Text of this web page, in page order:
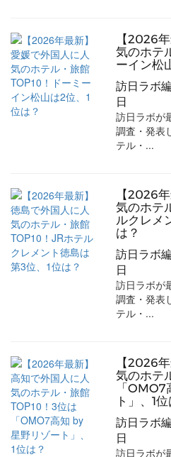
【2026
気のホテ
ーイン松
訪日ラボ
日
訪日ラボが
調査・発表
テル・...
【2026
気のホテ
ルクレメ
は？
訪日ラボ
日
訪日ラボが
調査・発表
テル・...
【2026
気のホテ
「
ト」、1位
訪日ラボ
日
訪日ラボが